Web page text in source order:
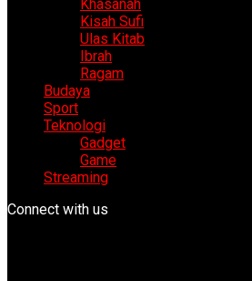
Khasanah
Kisah Sufi
Ulas Kitab
Ibrah
Ragam
Budaya
Sport
Teknologi
Gadget
Game
Streaming
Connect with us